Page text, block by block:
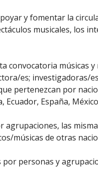
y fomentar la
musicales, los
convocatoria músicas
es; investigadoras/
pertenezcan por
Ecuador, España,
agrupaciones, las
músicas de otras
personas y